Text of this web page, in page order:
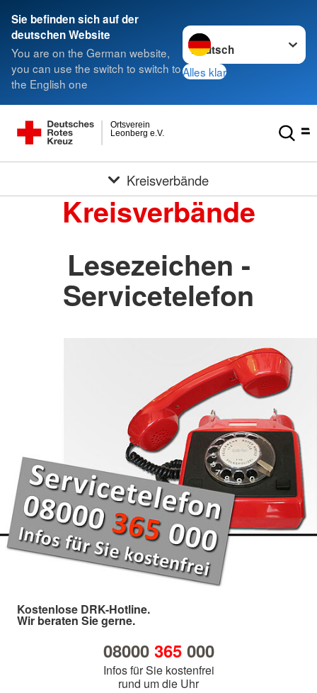
Sie befinden sich auf der
deutschen Website
You are on the German website,
you can use the switch to switch to
the English one
Sprache wechseln zu
Alles klar
Leonberg e.V.
Ortsverein
Kreisverbände
Kreisverbände
Lesezeichen -
Servicetelefon
Kostenlose DRK-Hotline.
Wir beraten Sie gerne.
08000 365000
Infos für Sie kostenfrei
rund um die Uhr